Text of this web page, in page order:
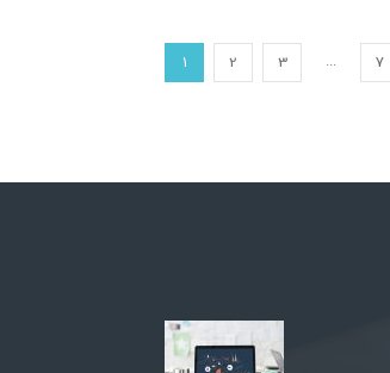
1 2 3 ... 7